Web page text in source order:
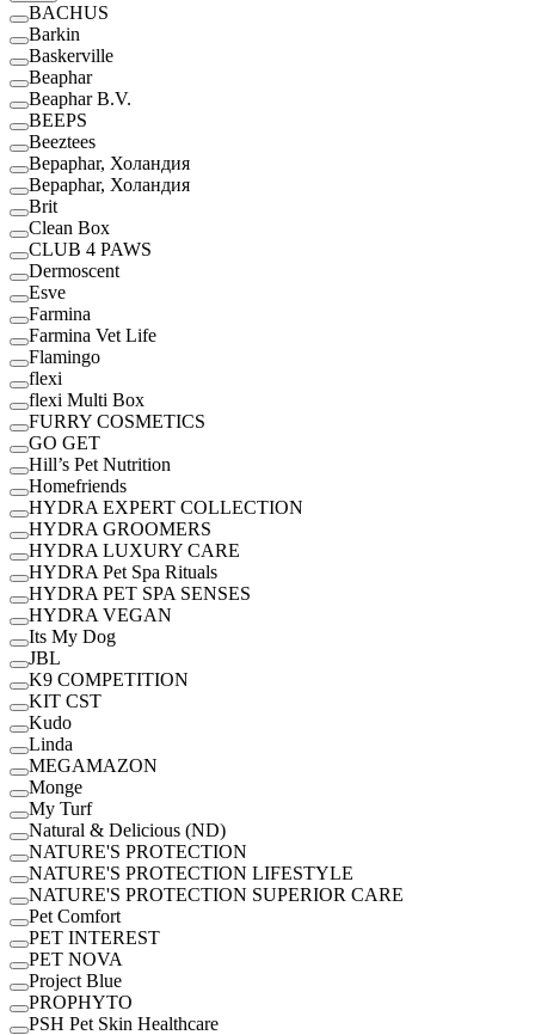
BACHUS
Barkin
Baskerville
Beaphar
Beaphar B.V.
BEEPS
Beeztees
Bepaphar, Холандия
Bepaphar, Холандия
Brit
Clean Box
CLUB 4 PAWS
Dermoscent
Esve
Farmina
Farmina Vet Life
Flamingo
flexi
flexi Multi Box
FURRY COSMETICS
GO GET
Hill’s Pet Nutrition
Homefriends
HYDRA EXPERT COLLECTION
HYDRA GROOMERS
HYDRA LUXURY CARE
HYDRA Pet Spa Rituals
HYDRA PET SPA SENSES
HYDRA VEGAN
Its My Dog
JBL
K9 COMPETITION
KIT CST
Kudo
Linda
MEGAMAZON
Monge
My Turf
Natural & Delicious (ND)
NATURE'S PROTECTION
NATURE'S PROTECTION LIFESTYLE
NATURE'S PROTECTION SUPERIOR CARE
Pet Comfort
PET INTEREST
PET NOVA
Project Blue
PROPHYTO
PSH Pet Skin Healthcare